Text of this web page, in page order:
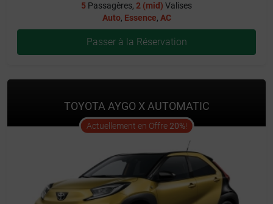
5 Passagères, 2 (mid) Valises
Auto, Essence, AC
Passer à la Réservation
TOYOTA AYGO X AUTOMATIC
Actuellement en Offre 20%!offer